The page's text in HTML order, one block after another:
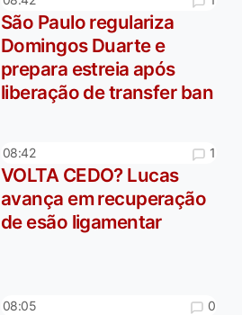
São Paulo regulariza
Domingos Duarte e
prepara estreia após
liberação de transfer ban
08:42 1
VOLTA CEDO? Lucas
avança em recuperação
de esão ligamentar
08:05 0